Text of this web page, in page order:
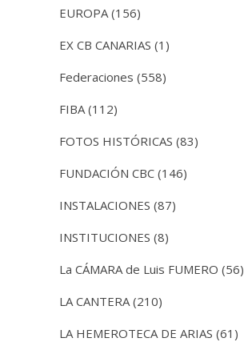
EUROPA (156)
EX CB CANARIAS (1)
Federaciones (558)
FIBA (112)
FOTOS HISTÓRICAS (83)
FUNDACIÓN CBC (146)
INSTALACIONES (87)
INSTITUCIONES (8)
La CÁMARA de Luis FUMERO (56)
LA CANTERA (210)
LA HEMEROTECA DE ARIAS (61)